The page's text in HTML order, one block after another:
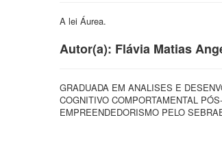
A lei Áurea.
Autor(a): Flávia Matias
GRADUADA EM ANALISES E
COGNITIVO COMPORTAMENTAL
EMPREENDEDORISMO PELO